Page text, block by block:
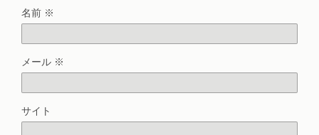
名前 ※
メール ※
サイト